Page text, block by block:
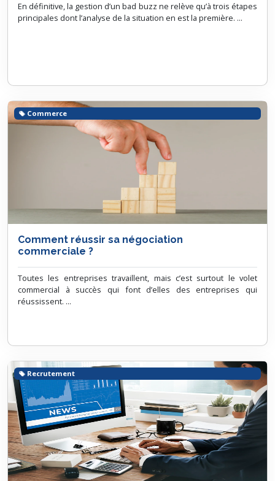
En définitive, la gestion d’un bad buzz ne relève qu’à trois étapes
principales dont l’analyse de la situation en est la première. ...
Comment réussir sa négociation
commerciale ?
Toutes les entreprises travaillent, mais c’est surtout le volet
commercial à succès qui font d’elles des entreprises qui
réussissent. ...
Commerce
Recrutement